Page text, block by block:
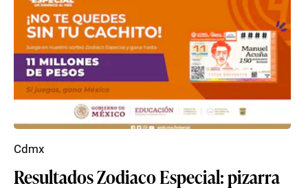
Resultados Zodiaco Especial: pizarra
Cdmx